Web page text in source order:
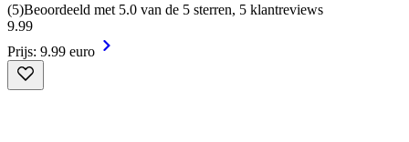
(5)Beoordeeld met 5.0 van de 5 sterren, 5 klantreviews
9.99
Prijs: 9.99 euro